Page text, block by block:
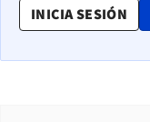
INICIA SESIÓN